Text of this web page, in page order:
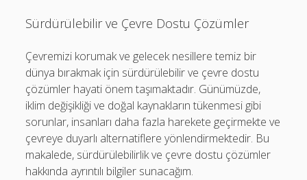
Sürdürülebilir ve Çevre Dostu Çözümler
Çevremizi korumak ve gelecek nesillere temiz bir
dünya bırakmak için sürdürülebilir ve çevre dostu
çözümler hayati önem taşımaktadır. Günümüzde,
iklim değişikliği ve doğal kaynakların tükenmesi gibi
sorunlar, insanları daha fazla harekete geçirmekte ve
çevreye duyarlı alternatiflere yönlendirmektedir. Bu
makalede, sürdürülebilirlik ve çevre dostu çözümler
hakkında ayrıntılı bilgiler sunacağım.